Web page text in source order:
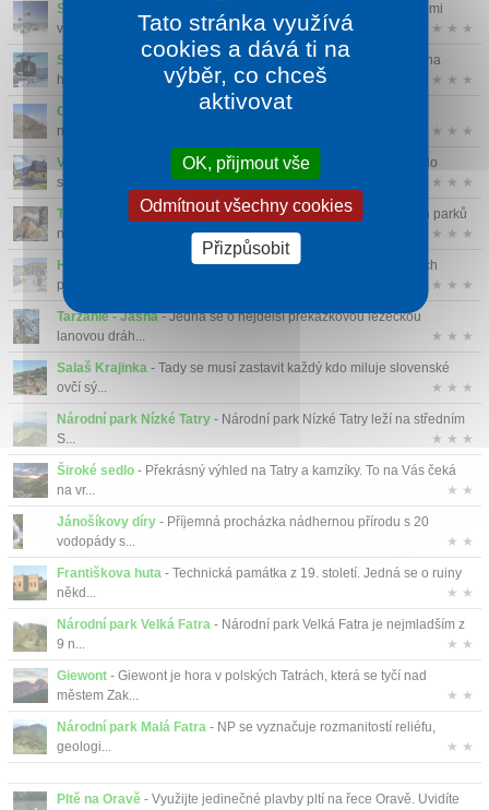
Snow Park Donovaly
- Díky různorodosti a množství terénů velmi
vyhledávan...
★ ★ ★
Ski areál Jasná - Velké a velice ambiciózní lyžařské středisko na
hřeben...
★ ★ ★
Chopok
- Třetí nejvyšší hora Nízkých Tater (2023,6 m) nabízí
nádherný výhl...
★ ★ ★
Vlkolínec
- Památková rezervace lidové architektury zapsána do
seznamu sv...
★ ★ ★
Tatranský národní park- TANAP je nejstarší z devíti národních parků
na...
★ ★ ★
Habakuky zábavní park- Lidovo-fantazijní architektura lidových
pohádek ...
★ ★ ★
Tarzánie - Jasná- Jedná se o nejdelší překážkovou lezeckou
lanovou dráh...
★ ★ ★
Salaš Krajinka - Tady se musí zastavit každý kdo miluje slovenské
ovčí sý...
★ ★ ★
Národní park Nízké Tatry - Národní park Nízké Tatry leží na středním
S...
★ ★ ★
Široké sedlo - Překrásný výhled na Tatry a kamzíky. To na Vás čeká
na vr...
★ ★
Jánošíkovy díry - Příjemná procházka nádhernou přírodu s 20
vodopády s...
★ ★
Františkova huta - Technická památka z 19. století. Jedná se o ruiny
někd...
★ ★
Národní park Velká Fatra - Národní park Velká Fatra je nejmladším z
9 n...
★ ★
Giewont - Giewont je hora v polských Tatrách, která se tyčí nad
městem Zak...
★ ★
Národní park Malá Fatra - NP se vyznačuje rozmanitostí reliéfu,
geologi...
★ ★
Pltě na Oravě - Využijte jedinečné plavby pltí na řece Oravě. Uvidíte
Tato stránka využívá
cookies a dává ti na
výběr, co chceš
aktivovat
OK, přijmout vše
Odmítnout všechny cookies
Přizpůsobit